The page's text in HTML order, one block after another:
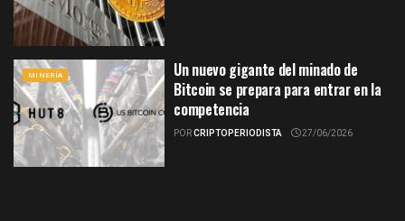
MINERÍA
Un nuevo gigante del minado de
Bitcoin se prepara para entrar en la
competencia
PORCRIPTOPERIODISTA 27/06/2026